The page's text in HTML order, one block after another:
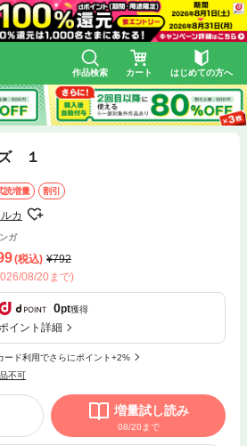
作品検索 カート はじめての方へ
ズ １
読増量 割引
カ
ガ
(税込)
792
08/20まで)
0pt獲得
イント詳細
ード利用でさらにポイント+2%
不可
増量試し読み
08/20まで